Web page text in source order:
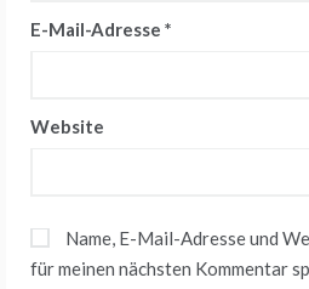
E-Mail-Adresse *
Website
Name, E-Mail-Adresse und
für meinen nächsten Kommentar